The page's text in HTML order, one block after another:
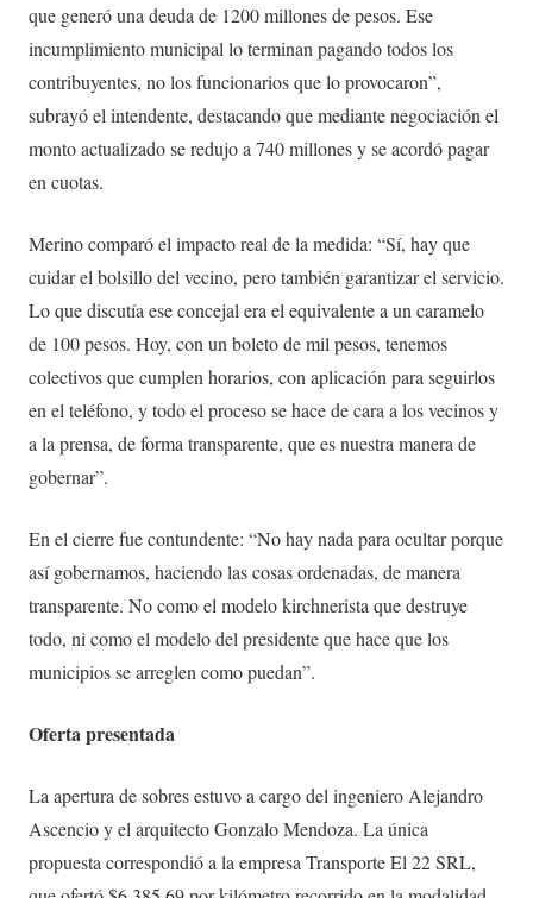
que generó una deuda de 1200 millones de pesos. Ese
incumplimiento municipal lo terminan pagando todos los
contribuyentes, no los funcionarios que lo provocaron”,
subrayó el intendente, destacando que mediante negociación el
monto actualizado se redujo a 740 millones y se acordó pagar
en cuotas.
Merino comparó el impacto real de la medida: “Sí, hay que
cuidar el bolsillo del vecino, pero también garantizar el servicio.
Lo que discutía ese concejal era el equivalente a un caramelo
de 100 pesos. Hoy, con un boleto de mil pesos, tenemos
colectivos que cumplen horarios, con aplicación para seguirlos
en el teléfono, y todo el proceso se hace de cara a los vecinos y
a la prensa, de forma transparente, que es nuestra manera de
gobernar”.
En el cierre fue contundente: “No hay nada para ocultar porque
así gobernamos, haciendo las cosas ordenadas, de manera
transparente. No como el modelo kirchnerista que destruye
todo, ni como el modelo del presidente que hace que los
municipios se arreglen como puedan”.
Oferta presentada
La apertura de sobres estuvo a cargo del ingeniero Alejandro
Ascencio y el arquitecto Gonzalo Mendoza. La única
propuesta correspondió a la empresa Transporte El 22 SRL,